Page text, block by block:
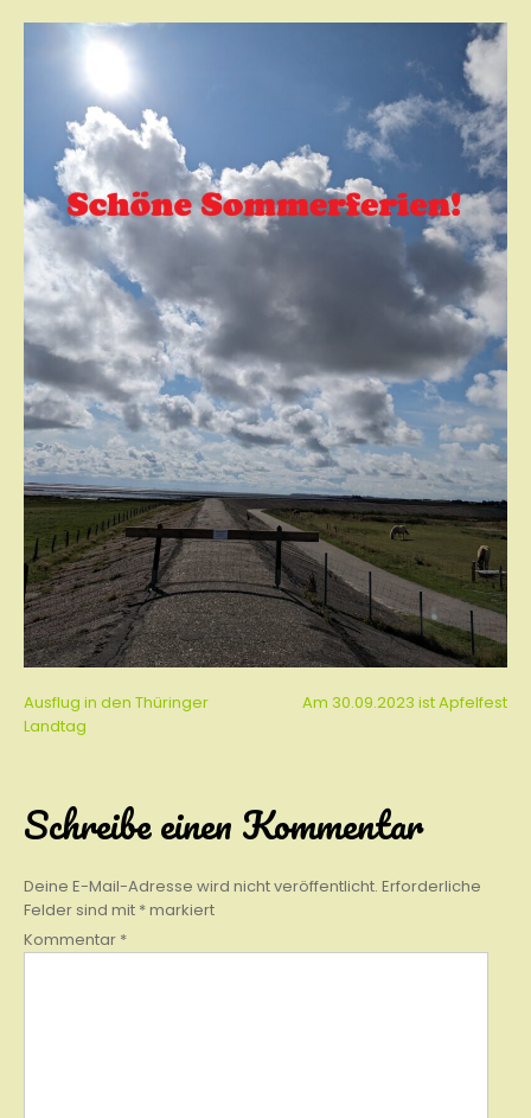
Beitragsnavigation
Ausflug in den Thüringer
Landtag
Am 30.09.2023 ist Apfelfest
Schreibe einen Kommentar
Deine E-Mail-Adresse wird nicht veröffentlicht. Erforderliche
Felder sind mit *markiert
Kommentar *